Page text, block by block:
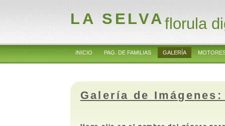
LA SELVAflorula
INICIO PAG. DE FAMILIAS GALERÍA
Galería de